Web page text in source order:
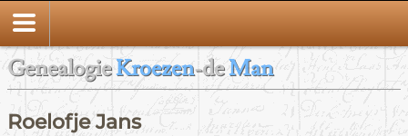
GenealogieKroezen-deMan
Roelofje Jans